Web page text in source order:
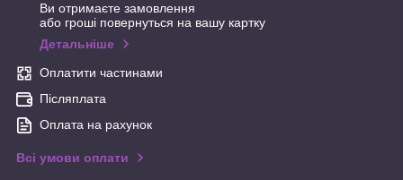
Ви отримаєте замовлення
або гроші повернуться на вашу картку
Детальніше
Оплатити частинами
Післяплата
Оплата на рахунок
Всі умови оплати